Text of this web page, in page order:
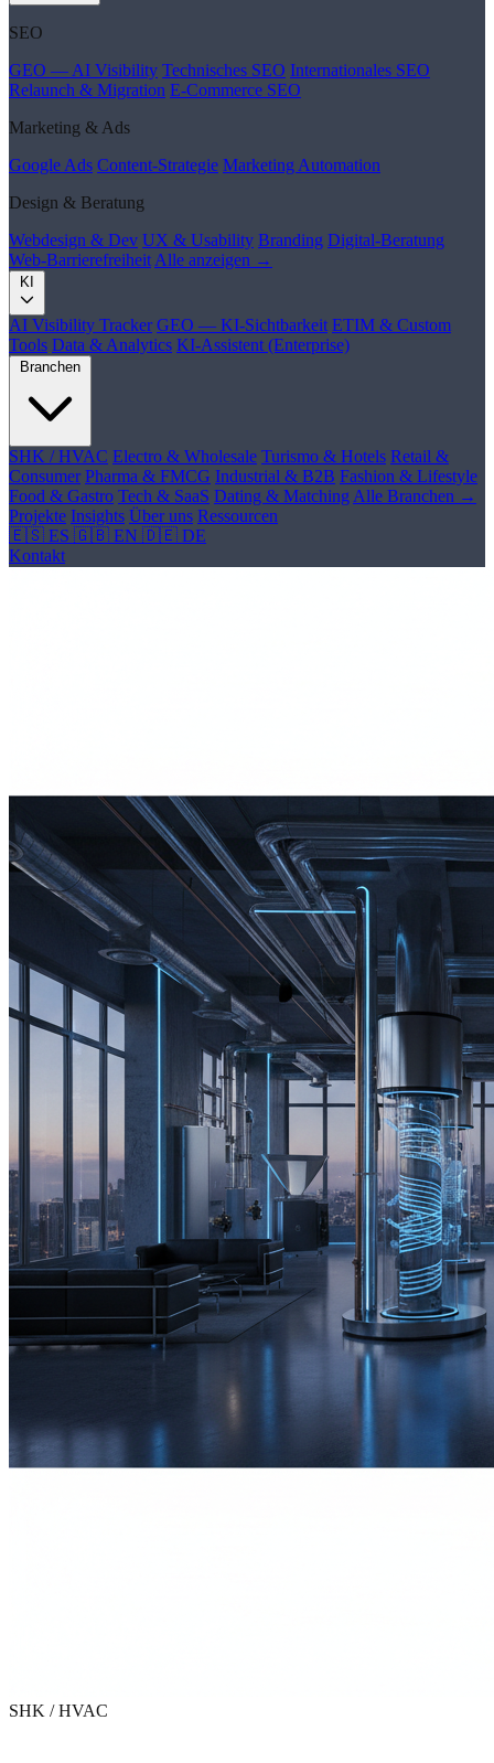
SEO
GEO — AI Visibility Technisches SEO Internationales SEO
Relaunch & Migration E-Commerce SEO
Marketing & Ads
Google Ads Content-Strategie Marketing Automation
Design & Beratung
Webdesign & Dev UX & Usability Branding Digital-Beratung
Web-Barrierefreiheit Alle anzeigen →
KI
AI Visibility Tracker GEO — KI-Sichtbarkeit ETIM & Custom
Tools Data & Analytics KI-Assistent (Enterprise)
Branchen
SHK / HVAC Electro & Wholesale Turismo & Hotels Retail &
Consumer Pharma & FMCG Industrial & B2B Fashion & Lifestyle
Food & Gastro Tech & SaaS Dating & Matching Alle Branchen →
Projekte Insights Über uns Ressourcen
🇪🇸 ES 🇬🇧 EN 🇩🇪 DE
Kontakt
SHK / HVAC